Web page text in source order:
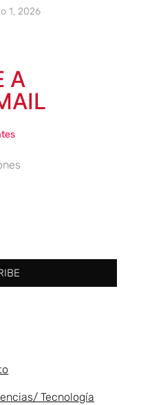
1, 2026
A
Tecnología